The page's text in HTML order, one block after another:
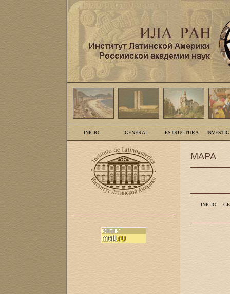
INICIO GENERAL ESTRUCTURA
MAPA
INICIO